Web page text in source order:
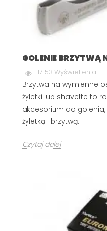
GOLENIE BRZYTWĄ
17153 Wyświetlenia
Brzytwa na wymienne
żyletki lub shavette to
akcesorium do golenia,
żyletką i brzytwą.
Czytaj dalej